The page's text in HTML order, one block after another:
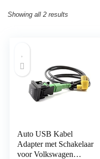
Showing all 2 results
Auto USB Kabel
Adapter met Schakelaar
voor Volkswagen